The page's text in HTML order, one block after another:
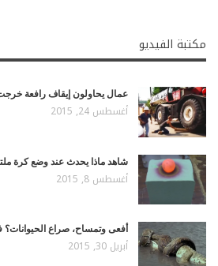
مكتبة الفيديو
عمال يحاولون إيقاف رافعة
أغسطس 24, 2015
شاهد ماذا يحدث عند وضع كرة
أغسطس 8, 2015
أفعى وتمساح، صراع الحيوانات؟
أبريل 30, 2015